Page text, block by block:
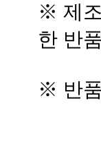
※ 제
한 반
※ 반